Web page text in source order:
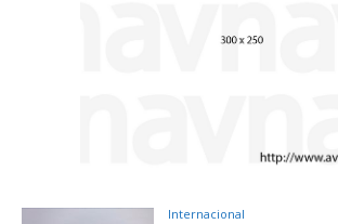
Internacional